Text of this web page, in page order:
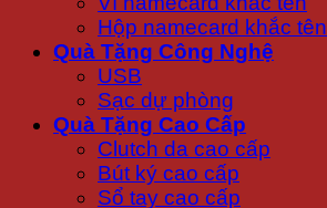
Hộp namecard khắc tên
Quà Tặng Công Nghệ
USB
Sạc dự phòng
Quà Tặng Cao Cấp
Clutch da cao cấp
Bút ký cao cấp
Sổ tay cao cấp